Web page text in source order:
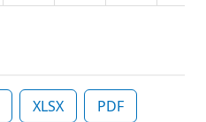
XLSX PDF